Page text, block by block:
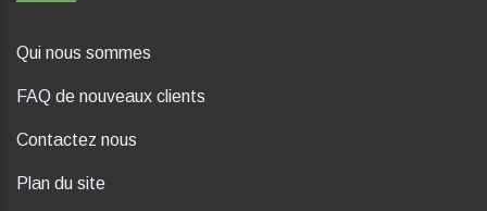
Qui nous sommes
FAQ de nouveaux clients
Contactez nous
Plan du site